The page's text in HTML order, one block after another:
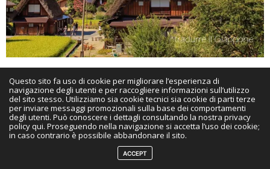
Insomma un anno denso, di emozioni, ricordi e
soddisfazioni che mi ricordano come sia fortunata a
poter fare e dedicare il mio tempo a ciò che amo. Il 2017
non so ancora come sarà, so che mi aspetteranno cose
molto belle e so che il progetto Tradurre il Giappone,
Questo sito fa uso di cookie per migliorare l’esperienza di
navigazione degli utenti e per raccogliere informazioni sull’utilizzo
del sito stesso. Utilizziamo sia cookie tecnici sia cookie di parti terze
per inviare messaggi promozionali sulla base dei comportamenti
degli utenti. Può conoscere i dettagli consultando la nostra privacy
policy qui. Proseguendo nella navigazione si accetta l’uso dei cookie;
in caso contrario è possibile abbandonare il sito.
ACCEPT